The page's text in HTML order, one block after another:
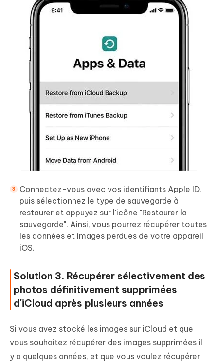
Connectez-vous avec vos identifiants Apple ID,
puis sélectionnez le type de sauvegarde à
restaurer et appuyez sur l'icône "Restaurer la
sauvegarde". Ainsi, vous pourrez récupérer toutes
les données et images perdues de votre appareil
iOS.
Solution 3. Récupérer sélectivement des
photos définitivement supprimées
d'iCloud après plusieurs années
Si vous avez stocké les images sur iCloud et que
vous souhaitez récupérer des images supprimées il
y a quelques années, et que vous voulez récupérer